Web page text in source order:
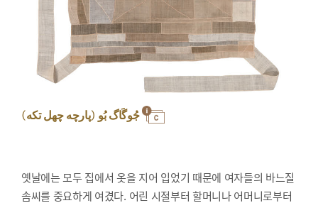
جُوگَاگ بُو (پارچه چهل تکه)
옛날에는 모두 집에서 옷을 지어 입었기 때문에 여자들의 바느질
솜씨를 중요하게 여겼다. 어린 시절부터 할머니나 어머니로부터